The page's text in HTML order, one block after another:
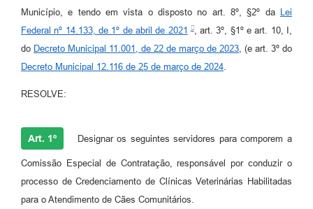
Município, e tendo em vista o disposto no art. 8º, §2º da
Lei
Federal nº 14.133, de 1º de abril de 2021
, art. 3º, §1º e art. 10, I,
do Decreto Municipal 11.001, de 22 de março de 2023, (e art. 3º do
Decreto Municipal 12.116 de 25 de março de 2024.
RESOLVE:
Art. 1º Designar os seguintes servidores para comporem a
Comissão Especial de Contratação, responsável por conduzir o
processo de Credenciamento de Clínicas Veterinárias Habilitadas
para o Atendimento de Cães Comunitários.